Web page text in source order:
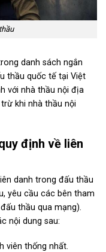
danh sách ngắn
thầu quốc tế tại Việt
với nhà thầu nội địa
khi nhà thầu nội
định về liên
danh trong đấu thầu
yêu cầu các bên tham
thầu qua mạng).
nội dung sau:
viên thống nhất.